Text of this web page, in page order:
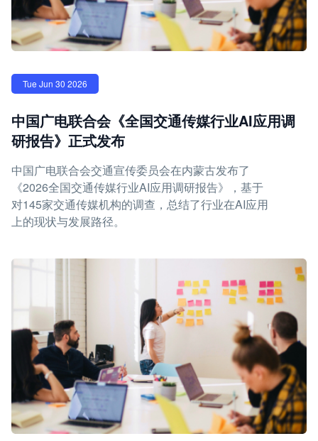
Tue Jun 30 2026
中国广电联合会《全国交通传媒行业AI应用调
研报告》正式发布
中国广电联合会交通宣传委员会在内蒙古发布了
《2026全国交通传媒行业AI应用调研报告》，基于
对145家交通传媒机构的调查，总结了行业在AI应用
上的现状与发展路径。